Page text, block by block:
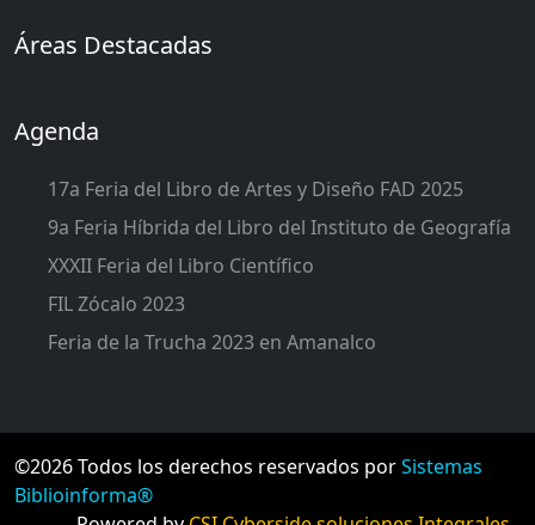
Áreas Destacadas
Agenda
17a Feria del Libro de Artes y Diseño FAD 2025
9a Feria Híbrida del Libro del Instituto de Geografía
XXXII Feria del Libro Científico
FIL Zócalo 2023
Feria de la Trucha 2023 en Amanalco
©2026 Todos los derechos reservados porSistemas
Biblioinforma®